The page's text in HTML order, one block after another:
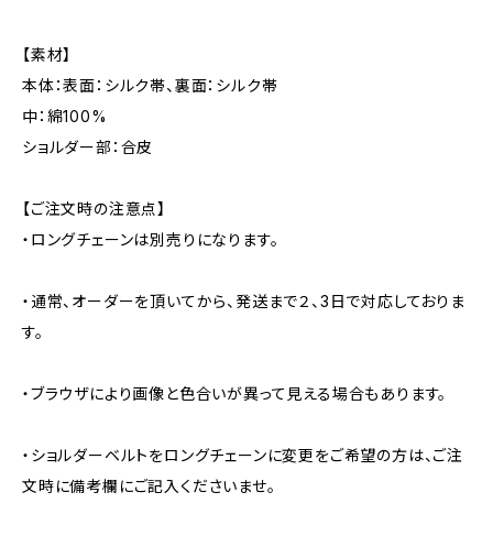
【素材】
本体：表面：シルク帯、裏面：シルク帯
中：綿100%
ショルダー部：合皮
【ご注文時の注意点】
・ロングチェーンは別売りになります。
・通常、オーダーを頂いてから、発送まで２、3日で対応しておりま
す。
・ブラウザにより画像と色合いが異って見える場合もあります。
・ショルダーベルトをロングチェーンに変更をご希望の方は、ご注
文時に備考欄にご記入くださいませ。